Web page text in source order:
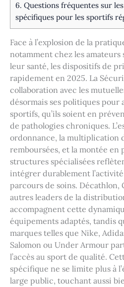
6. Questions fréquentes sur
spécifiques pour les sportifs
Face à l’explosion de la
notamment chez les
leur santé, les dispositifs de
rapidement en 2025. La
collaboration avec les
désormais ses politiques pour
sportifs, qu’ils soient en
de pathologies chroniques.
ordonnance, la multiplication
remboursées, et la montée en
structures spécialisées
intégrer durablement
parcours de soins.
autres leaders de la
accompagnent cette
équipements adaptés, tandis
marques telles que Nike,
Salomon ou Under Armour
l’accès au sport de qualité.
spécifique ne se limite plus à
large public, touchant aussi